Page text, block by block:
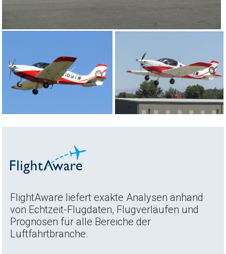
FlightAware liefert exakte Analysen anhand
von Echtzeit-Flugdaten, Flugverläufen und
Prognosen für alle Bereiche der
Luftfahrtbranche.